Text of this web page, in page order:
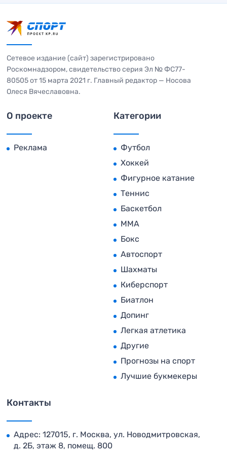
Сетевое издание (сайт) зарегистрировано
Роскомнадзором, свидетельство серия Эл № ФС77-
80505 от 15 марта 2021 г. Главный редактор — Носова
Олеся Вячеславовна.
О проекте
Реклама
Категории
Футбол
Хоккей
Фигурное катание
Теннис
Баскетбол
MMA
Бокс
Автоспорт
Шахматы
Киберспорт
Биатлон
Допинг
Легкая атлетика
Другие
Прогнозы на спорт
Лучшие букмекеры
Контакты
Адрес: 127015, г. Москва, ул. Новодмитровская,
д. 2Б, этаж 8, помещ. 800